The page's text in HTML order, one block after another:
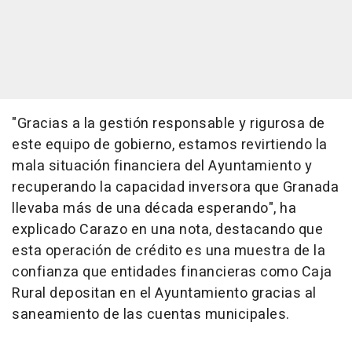
"Gracias a la gestión responsable y rigurosa de
este equipo de gobierno, estamos revirtiendo la
mala situación financiera del Ayuntamiento y
recuperando la capacidad inversora que Granada
llevaba más de una década esperando", ha
explicado Carazo en una nota, destacando que
esta operación de crédito es una muestra de la
confianza que entidades financieras como Caja
Rural depositan en el Ayuntamiento gracias al
saneamiento de las cuentas municipales.